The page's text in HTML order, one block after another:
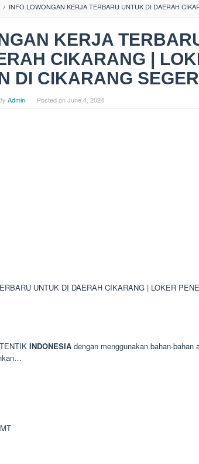
/ INFO LOWONGAN KERJA TERBARU UNTUK DI DAERAH
KERJA
CIKARANG |
DI CIKARANG
Admin Posted onJune 4, 2024
UNTUK DI DAERAH CIKARANG | LOKER
INDONESIA dengan menggunakan bahan-bahan